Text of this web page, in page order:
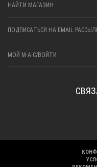
НАЙТИ МАГАЗИН
ПОДПИСАТЬСЯ НА EMAIL
МОЙ M·A·C/ВОЙТИ